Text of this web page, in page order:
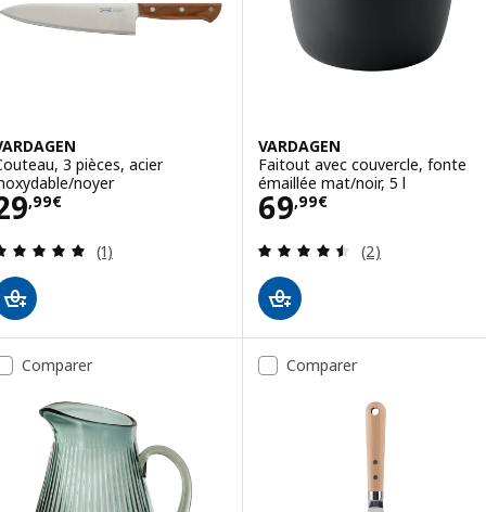
3 pièces, acier
noyer
,99€
29,99€
Révision: 5 hors de 5 étoiles. Nombre total de
(1)
VARDAGEN
Faitout avec couvercle, fonte
émaillée mat/noir, 5 l
69,99€
Prix 69,99€
Révision: 4.5
(2)
Comparer Comparer